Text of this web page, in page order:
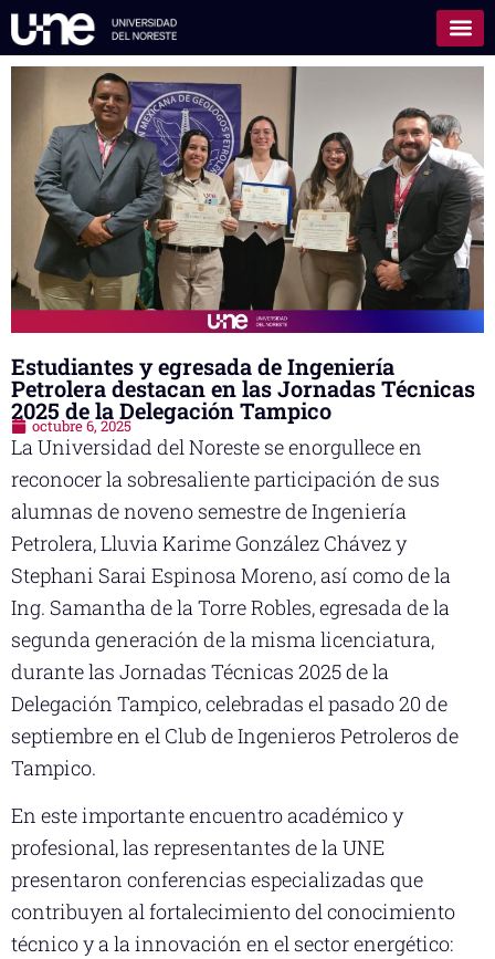
Estudiantes y egresada de Ingeniería
Petrolera destacan en las Jornadas Técnicas
2025 de la Delegación Tampico
octubre 6, 2025
La Universidad del Noreste se enorgullece en
reconocer la sobresaliente participación de sus
alumnas de noveno semestre de Ingeniería
Petrolera, Lluvia Karime González Chávez y
Stephani Sarai Espinosa Moreno, así como de la
Ing. Samantha de la Torre Robles, egresada de la
segunda generación de la misma licenciatura,
durante las Jornadas Técnicas 2025 de la
Delegación Tampico, celebradas el pasado 20 de
septiembre en el Club de Ingenieros Petroleros de
Tampico.
En este importante encuentro académico y
profesional, las representantes de la UNE
presentaron conferencias especializadas que
contribuyen al fortalecimiento del conocimiento
técnico y a la innovación en el sector energético: